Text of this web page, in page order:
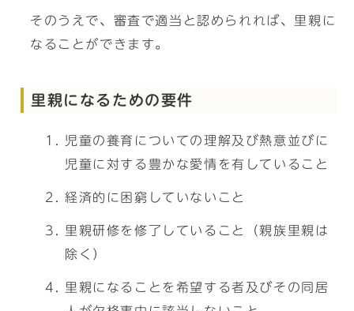
そのうえで、審査で適当と認められれば、里親に
なることができます。
里親になるための要件
児童の養育についての理解及び熱意並びに
児童に対する豊かな愛情を有していること
経済的に困窮していないこと
里親研修を修了していること（親族里親は
除く）
里親になることを希望する者及びその同居